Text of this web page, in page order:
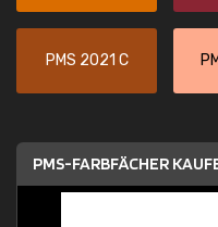
PMS 2021 C
PMS-FARBFÄCHER